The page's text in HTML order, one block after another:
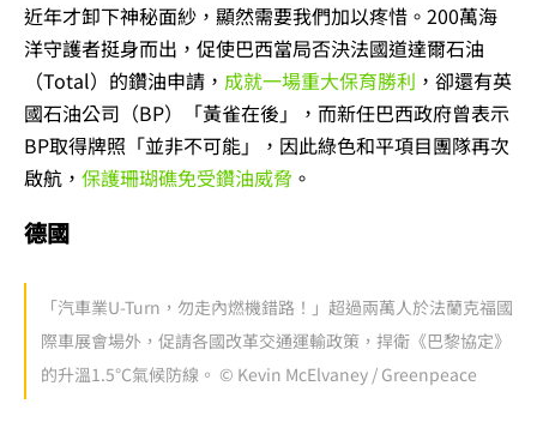
近年才卸下神秘面紗，顯然需要我們加以疼惜。200萬海
洋守護者挺身而出，促使巴西當局否決法國道達爾石油
（Total）的鑽油申請， 成就一場重大保育勝利 ，卻還有英
國石油公司（BP）「黃雀在後」，而新任巴西政府曾表示
BP取得牌照「並非不可能」，因此綠色和平項目團隊再次
啟航， 保護珊瑚礁免受鑽油威脅 。
德國
「汽車業U-Turn，勿走內燃機錯路！」超過兩萬人於法蘭克福國
際車展會場外，促請各國改革交通運輸政策，捍衛《巴黎協定》
的升溫1.5°C氣候防線。 © Kevin McElvaney / Greenpeace